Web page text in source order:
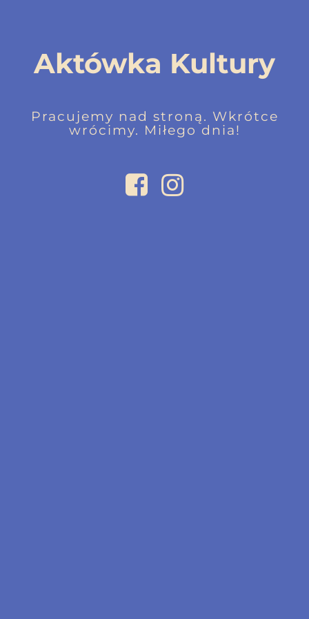
Aktówka Kultury
Pracujemy nad stroną. Wkrótce
wrócimy. Miłego dnia!